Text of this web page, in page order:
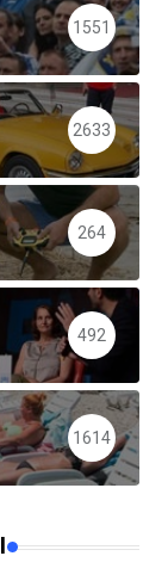
1551
2633
264
492
1614